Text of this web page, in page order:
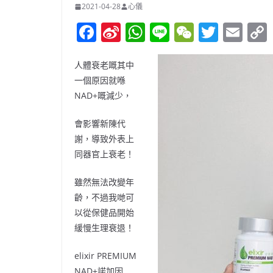
2021-04-28 心儀
F
c
e
o
o
Si
a
W
b
o
W Li
n
W
e
T
w
E
m
人體衰老嘅其中
一個原因就喺
NAD+嘅減少，
會影響新陳代
謝，導致外表上
同器官上衰老！
雖然無法改變年
齡，不過我哋可
以從保健品開始
緩慢生理衰退！
elixir PREMIUM